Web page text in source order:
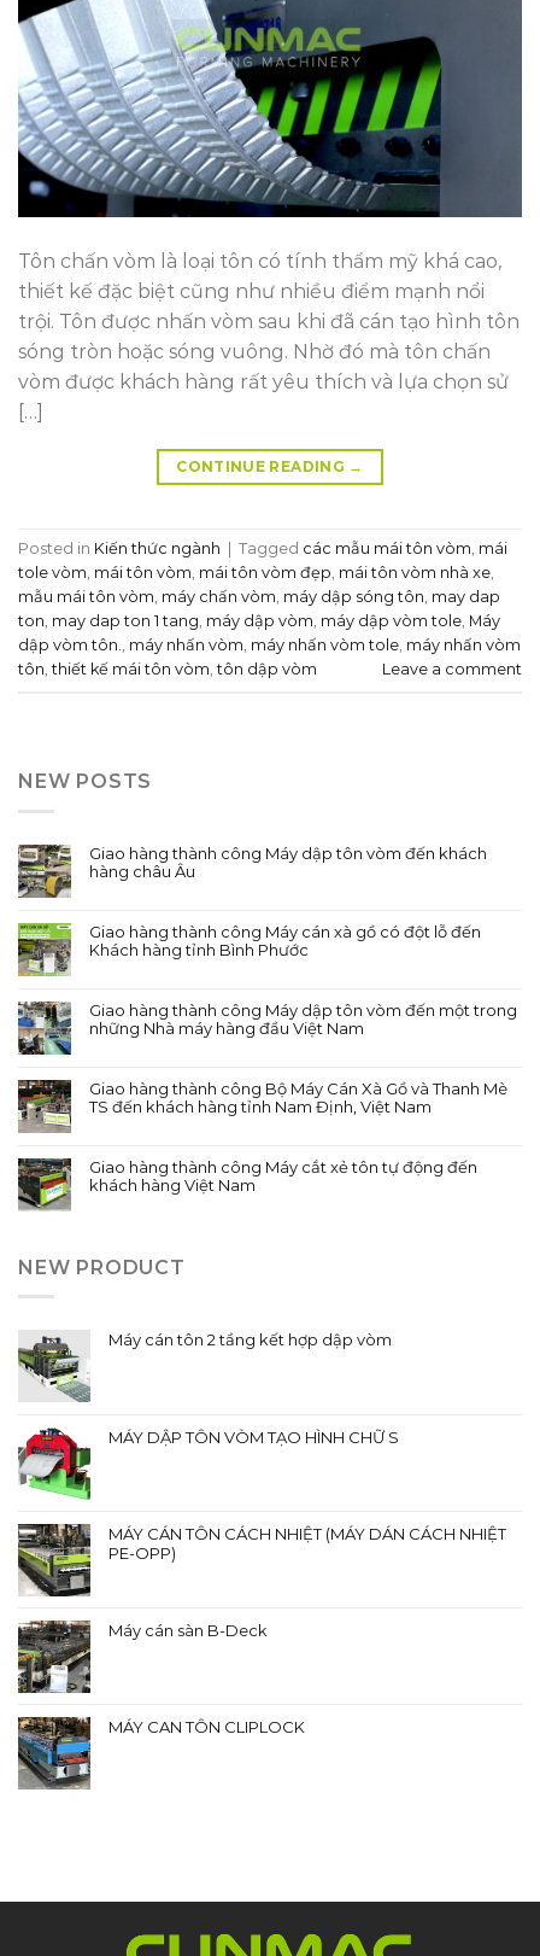
Tôn chấn vòm là loại tôn có tính thẩm mỹ khá cao,
thiết kế đặc biệt cũng như nhiều điểm mạnh nổi
trội. Tôn được nhấn vòm sau khi đã cán tạo hình tôn
sóng tròn hoặc sóng vuông. Nhờ đó mà tôn chấn
vòm được khách hàng rất yêu thích và lựa chọn sử
[…]
CONTINUE READING →
Posted in Kiến thức ngành Tagged các mẫu mái tôn vòm, mái
tole vòm, mái tôn vòm, mái tôn vòm đẹp, mái tôn vòm nhà xe,
mẫu mái tôn vòm, máy chấn vòm, máy dập sóng tôn, may dap
ton, may dap ton 1 tang, máy dập vòm, máy dập vòm tole, Máy
dập vòm tôn., máy nhấn vòm, máy nhấn vòm tole, máy nhấn vòm
tôn,thiết kế mái tôn vòm,tôn dập vòm Leave a comment
NEW POSTS
Giao hàng thành công Máy dập tôn vòm đến khách
hàng châu Âu
Giao hàng thành công Máy cán xà gồ có đột lỗ đến
Khách hàng tỉnh Bình Phước
Giao hàng thành công Máy dập tôn vòm đến một trong
những Nhà máy hàng đầu Việt Nam
Giao hàng thành công Bộ Máy Cán Xà Gồ và Thanh Mè
TS đến khách hàng tỉnh Nam Định, Việt Nam
Giao hàng thành công Máy cắt xẻ tôn tự động đến
khách hàng Việt Nam
NEW PRODUCT
Máy cán tôn 2 tầng kết hợp dập vòm
MÁY DẬP TÔN VÒM TẠO HÌNH CHỮ S
MÁY CÁN TÔN CÁCH NHIỆT (MÁY DÁN CÁCH NHIỆT
PE-OPP)
Máy cán sàn B-Deck
MÁY CAN TÔN CLIPLOCK